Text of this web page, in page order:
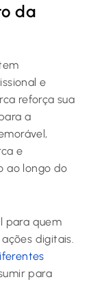
da
e
reforça sua
a
e
ao longo do
para quem
digitais.
para